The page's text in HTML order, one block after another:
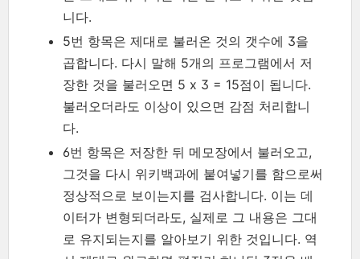
니다.
5번 항목은 제대로 불러온 것의 갯수에 3을
곱합니다. 다시 말해 5개의 프로그램에서 저
장한 것을 불러오면 5 x 3 = 15점이 됩니다.
불러오더라도 이상이 있으면 감점 처리합니
다.
6번 항목은 저장한 뒤 메모장에서 불러오고,
그것을 다시 위키백과에 붙여넣기를 함으로써
정상적으로 보이는지를 검사합니다. 이는 데
이터가 변형되더라도, 실제로 그 내용은 그대
로 유지되는지를 알아보기 위한 것입니다. 역